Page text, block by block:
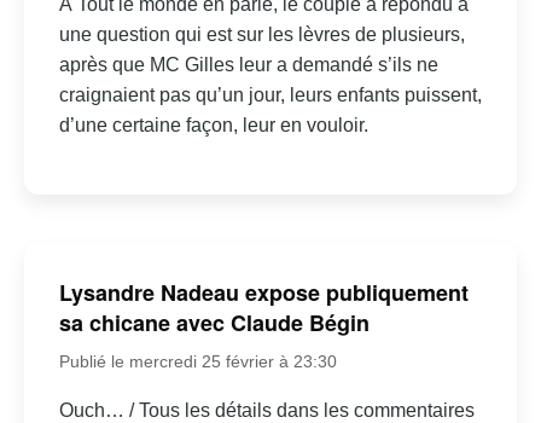
À Tout le monde en parle, le couple a répondu à
une question qui est sur les lèvres de plusieurs,
après que MC Gilles leur a demandé s’ils ne
craignaient pas qu’un jour, leurs enfants puissent,
d’une certaine façon, leur en vouloir.
Lysandre Nadeau expose publiquement
sa chicane avec Claude Bégin
Publié le mercredi 25 février à 23:30
Ouch… / Tous les détails dans les commentaires